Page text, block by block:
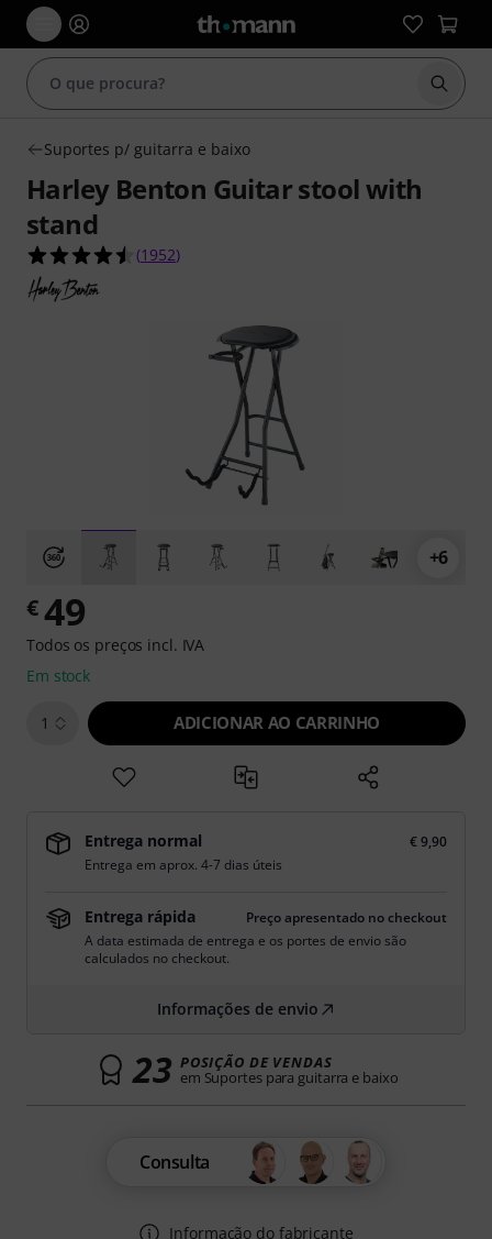
Iniciar
Suportes p/ guitarra e baixo
Harley Benton Guitar stool with
stand
4.5 de 5 estrelas de 1952 avaliações de clientes
(1952)
+6
€49
Todos os preços incl. IVA
Em stock
1 ADICIONAR AO CARRINHO
Entrega normal
€ 9,90
Entrega em aprox. 4-7 dias úteis
Entrega rápida
Preço apresentado no checkout
A data estimada de entrega e os portes de envio são
calculados no checkout.
Informações de envio
23 POSIÇÃO DE VENDAS
em Suportes para guitarra e baixo
Consulta
Informação do fabricante